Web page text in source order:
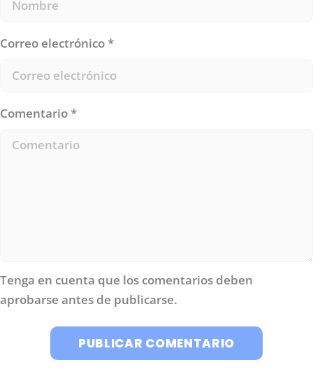
Correo electrónico*
Comentario*
Tenga en cuenta que los comentarios deben
aprobarse antes de publicarse.